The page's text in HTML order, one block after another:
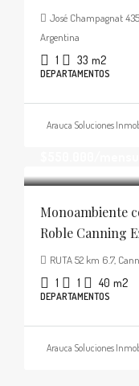
José Champagnat
Argentina
1 33 m2
DEPARTAMENTOS
Arauca Soluciones
Monoambiente
Roble Canning
RUTA 52 km 6.7,
1 1 40 m2
DEPARTAMENTOS
Arauca Soluciones